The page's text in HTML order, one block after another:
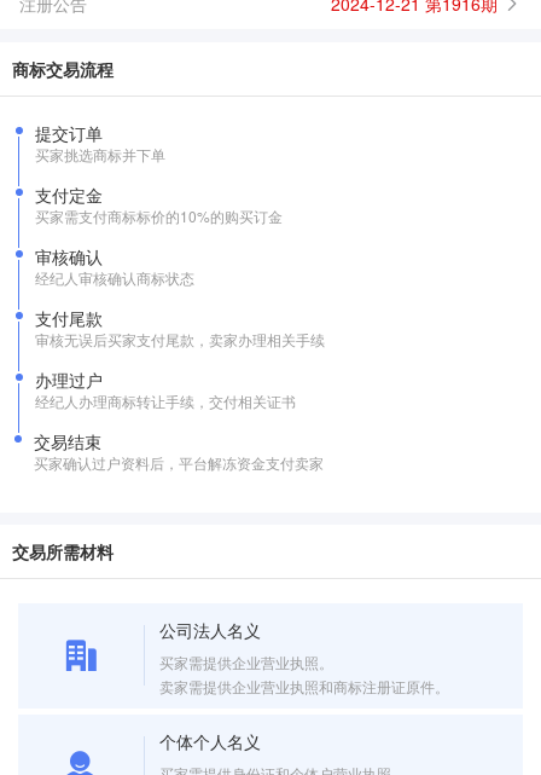
商标交易流程
提交订单
买家挑选商标并下单
支付定金
买家需支付商标标价的10%的购买订金
审核确认
经纪人审核确认商标状态
支付尾款
审核无误后买家支付尾款，卖家办理相关手续
办理过户
经纪人办理商标转让手续，交付相关证书
交易结束
买家确认过户资料后，平台解冻资金支付卖家
交易所需材料
公司法人名义
买家需提供企业营业执照。
卖家需提供企业营业执照和商标注册证原件。
个体个人名义